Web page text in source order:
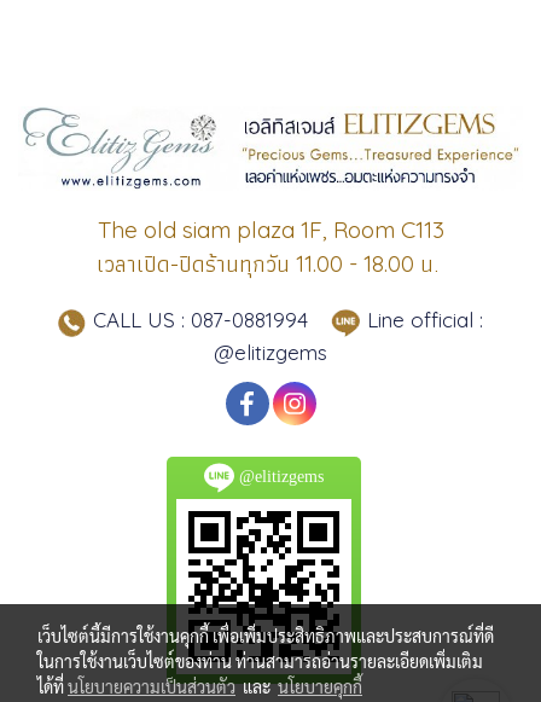
The old siam plaza 1F, Room C113
เวลาเปิด-ปิดร้านทุกวัน 11.00 - 18.00 น.
CALL US : 087-0881994
Line official :
@elitizgems
@elitizgems
เว็บไซต์นี้มีการใช้งานคุกกี้ เพื่อเพิ่มประสิทธิภาพและประสบการณ์ที่ดี
ในการใช้งานเว็บไซต์ของท่าน ท่านสามารถอ่านรายละเอียดเพิ่มเติม
ได้ที่นโยบายความเป็นส่วนตัวและนโยบายคุกกี้